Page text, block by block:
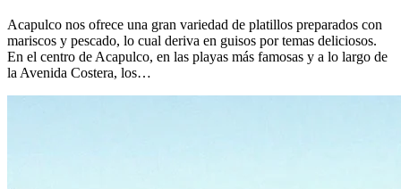
Acapulco nos ofrece una gran variedad de platillos preparados con
mariscos y pescado, lo cual deriva en guisos por temas deliciosos.
En el centro de Acapulco, en las playas más famosas y a lo largo de
la Avenida Costera, los…